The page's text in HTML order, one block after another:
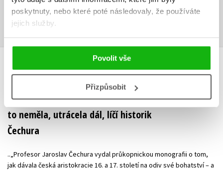
poskytnuty, nebo které poté následovaly, že používáte
jejich služby.
Povolit vše
Přizpůsobit
Zobrazit profil autora
RECENZE
idnes.cz - Luxus šlechty na dluh. I když na
to neměla, utrácela dál, líčí historik
Čechura
31.07.2023
..„Profesor Jaroslav Čechura vydal průkopnickou monografii o tom,
jak dávala česká aristokracie 16. a 17. století na odiv své bohatství – a